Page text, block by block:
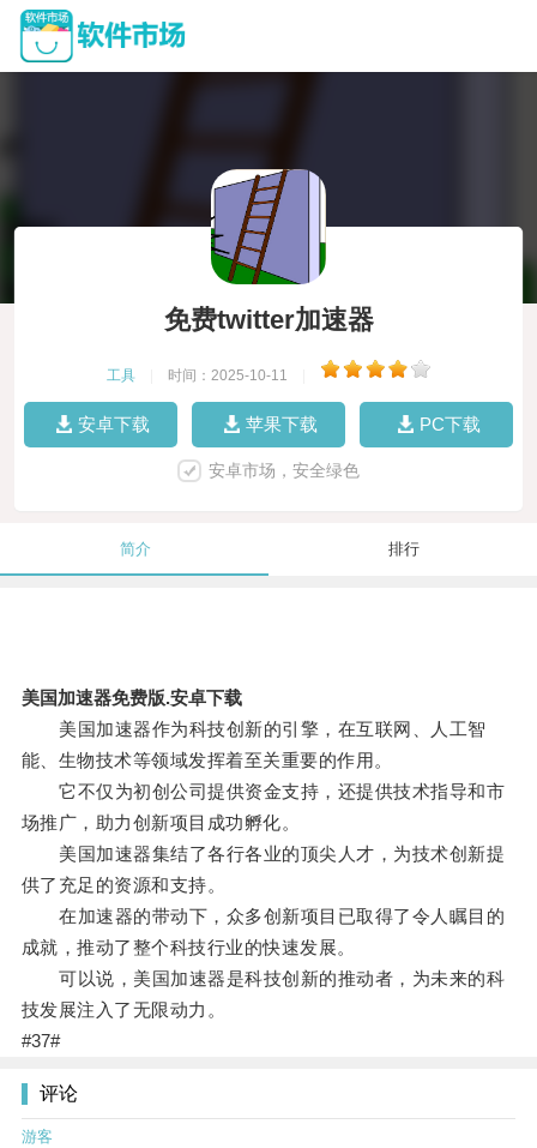
免费twitter加速器
工具 时间：2025-10-11
安卓下载 苹果下载 PC下载
安卓市场，安全绿色
简介 排行
美国加速器免费版.安卓下载
美国加速器作为科技创新的引擎，在互联网、人工智
能、生物技术等领域发挥着至关重要的作用。
它不仅为初创公司提供资金支持，还提供技术指导和市
场推广，助力创新项目成功孵化。
美国加速器集结了各行各业的顶尖人才，为技术创新提
供了充足的资源和支持。
在加速器的带动下，众多创新项目已取得了令人瞩目的
成就，推动了整个科技行业的快速发展。
可以说，美国加速器是科技创新的推动者，为未来的科
技发展注入了无限动力。
#37#
评论
游客